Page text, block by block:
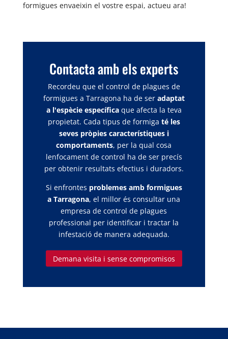
formigues envaeixin el vostre espai, actueu ara!
Contacta amb els experts
Recordeu que el control de plagues de
formigues a Tarragona ha de ser adaptat
a l'espècie específicaque afecta la teva
propietat. Cada tipus de formiga té les
seves pròpies característiques i
comportaments, per la qual cosa
lenfocament de control ha de ser precís
per obtenir resultats efectius i duradors.
Si enfrontes problemes amb formigues
a Tarragona, el millor és consultar una
empresa de control de plagues
professional per identificar i tractar la
infestació de manera adequada.
Demana visita i sense compromisos